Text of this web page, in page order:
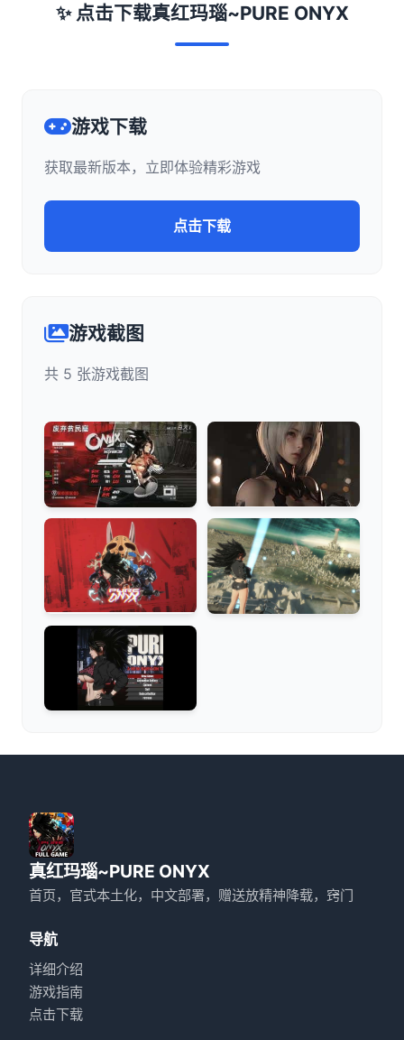
✨ 点击下载真红玛瑙~PURE ONYX
游戏下载
获取最新版本，立即体验精彩游戏
点击下载
游戏截图
共 5 张游戏截图
真红玛瑙~PURE ONYX
首页，官式本土化，中文部署，赠送放精神降载，窍门
导航
详细介绍
游戏指南
点击下载